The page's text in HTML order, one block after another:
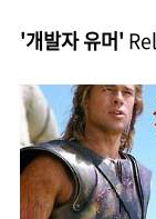
'개발자 유머'